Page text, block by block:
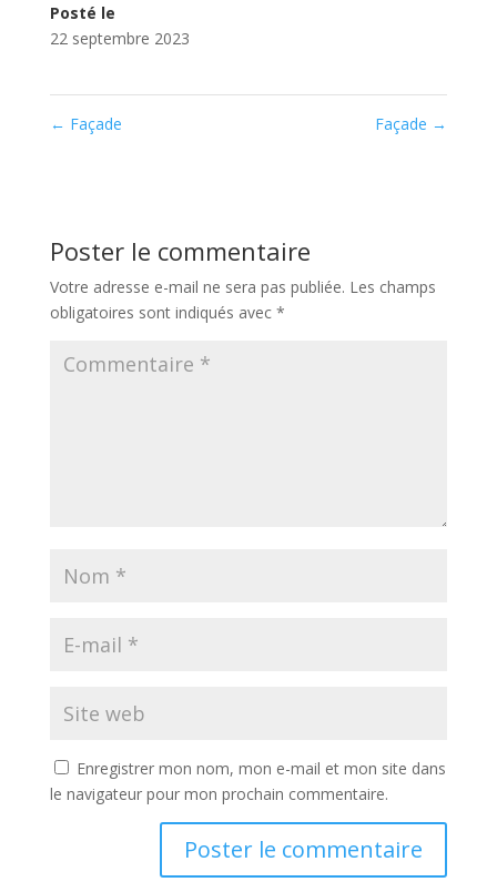
Posté le
22 septembre 2023
← Façade Façade →
Poster le commentaire
Votre adresse e-mail ne sera pas publiée. Les champs
obligatoires sont indiqués avec *
Enregistrer mon nom, mon e-mail et mon site dans
le navigateur pour mon prochain commentaire.